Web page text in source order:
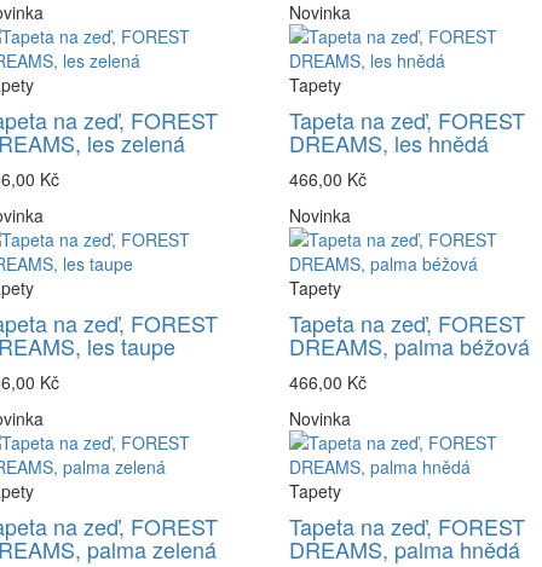
na zeď, FOREST
les zelená
Kč
Novinka
Tapety
Tapeta na zeď, FOREST
DREAMS, les hnědá
466,00 Kč
na zeď, FOREST
les taupe
Kč
Novinka
Tapety
Tapeta na zeď, FOREST
DREAMS, palma béžová
466,00 Kč
na zeď, FOREST
palma zelená
Novinka
Tapety
Tapeta na zeď, FOREST
DREAMS, palma hnědá